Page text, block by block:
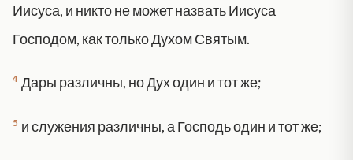
Иисуса, и никто не может назвать Иисуса
Господом, как только Духом Святым.
4 Дары различны, но Дух один и тот же;
5 и служения различны, а Господь один и тот же;